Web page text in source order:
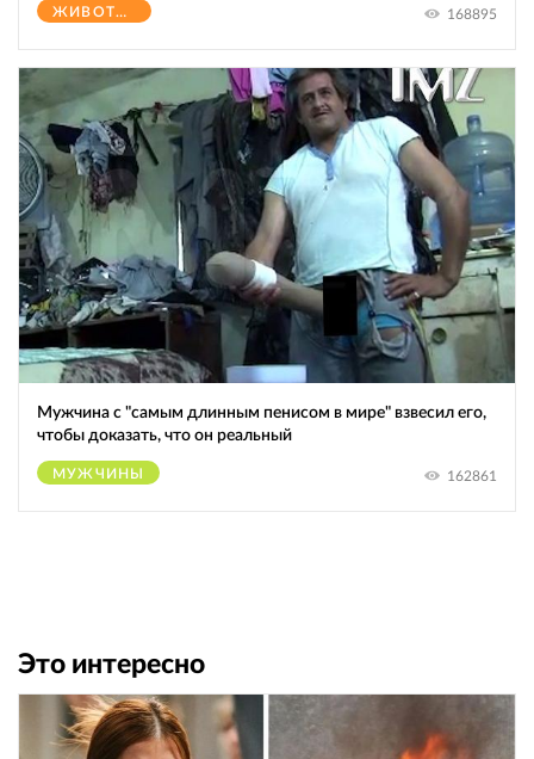
ЖИВОТНЫЕ 168895
Мужчина с "самым длинным пeниcoм в мире" взвесил его,
чтобы доказать, что он реальный
МУЖЧИНЫ 162861
Это интересно